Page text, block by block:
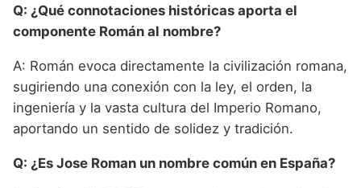
Q: ¿Qué connotaciones históricas aporta el
componente Román al nombre?
A: Román evoca directamente la civilización romana,
sugiriendo una conexión con la ley, el orden, la
ingeniería y la vasta cultura del Imperio Romano,
aportando un sentido de solidez y tradición.
Q: ¿Es Jose Roman un nombre común en España?